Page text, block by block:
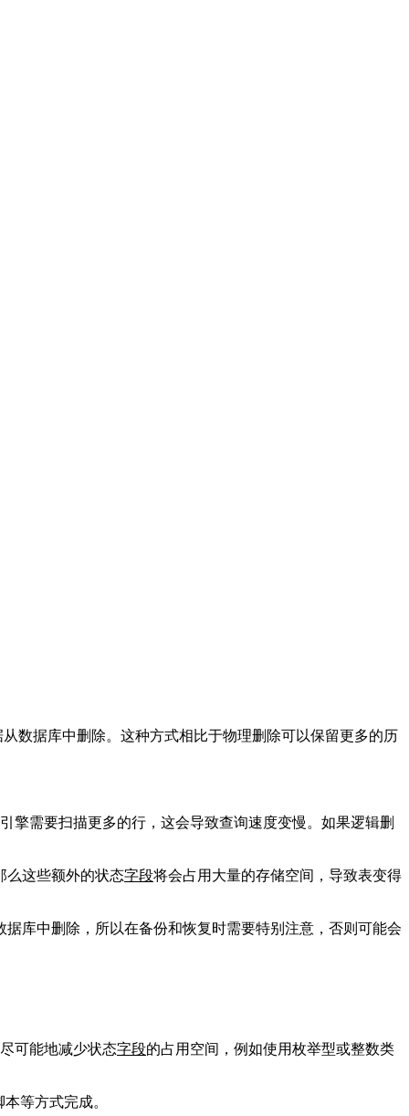
数据库中删除。这种方式相比于物理删除可以保留更多的历
引擎需要扫描更多的行，这会导致查询速度变慢。如果逻辑删
么这些额外的状态字段将会占用大量的存储空间，导致表变得
库中删除，所以在备份和恢复时需要特别注意，否则可能会
可能地减少状态字段的占用空间，例如使用枚举型或整数类
本等方式完成。